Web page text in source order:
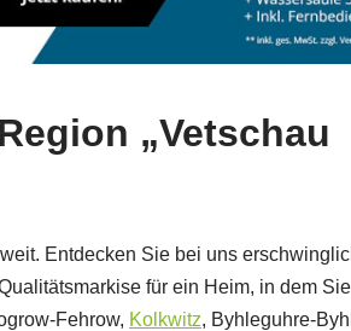
„Vetschau
Entdecken Sie bei uns
für ein Heim, in dem
Fehrow, Kolkwitz, Byhleguhre-